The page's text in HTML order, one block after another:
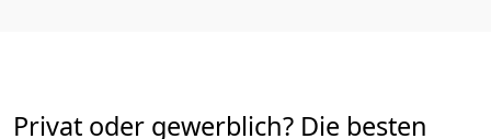
Privat oder gewerblich? Die besten